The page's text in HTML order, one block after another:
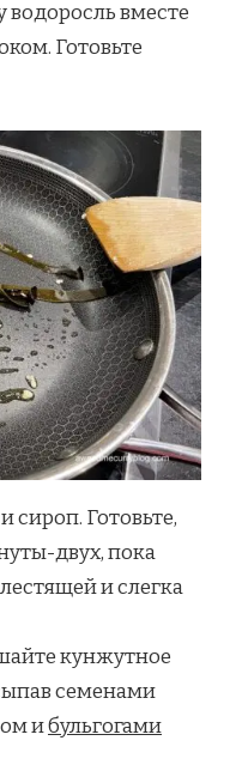
водоросль вместе
Готовьте
сироп. Готовьте,
двух, пока
и слегка
кунжутное
семенами
ибульгогами